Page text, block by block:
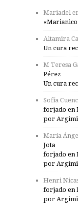
Mariadel
«Marianico
Altamira
Un cura
M Teresa
Pérez
Un cura
Sofía
forjado en
por
María
Jota
forjado en
por
Henri
forjado en
por